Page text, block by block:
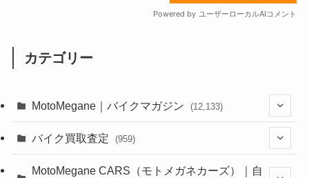
カテゴリー
MotoMegane｜バイクマガジン (12,133)
(44)
バイク買取査定 (959)
(352)
MotoMegane CARS（モトメガネカーズ）｜自